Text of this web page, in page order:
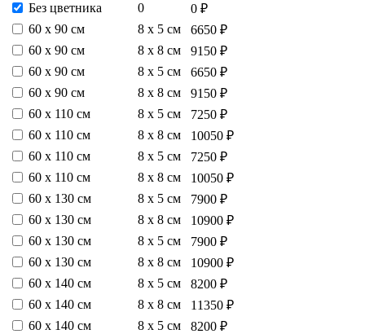
Без цветника
0
0 ₽
60 х 90 см
8 х 5 см
6650 ₽
60 х 90 см
8 х 8 см
9150 ₽
60 х 90 см
8 х 5 см
6650 ₽
60 х 90 см
8 х 8 см
9150 ₽
60 х 110 см
8 х 5 см
7250 ₽
60 х 110 см
8 х 8 см
10050 ₽
60 х 110 см
8 х 5 см
7250 ₽
60 х 110 см
8 х 8 см
10050 ₽
60 х 130 см
8 х 5 см
7900 ₽
60 х 130 см
8 х 8 см
10900 ₽
60 х 130 см
8 х 5 см
7900 ₽
60 х 130 см
8 х 8 см
10900 ₽
60 х 140 см
8 х 5 см
8200 ₽
60 х 140 см
8 х 8 см
11350 ₽
60 х 140 см
8 х 5 см
8200 ₽